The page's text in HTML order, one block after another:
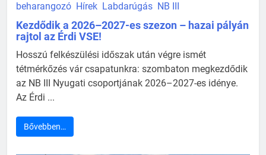
beharangozó Hírek Labdarúgás NB III
Kezdődik a 2026–2027-es szezon – hazai pályán
rajtol az Érdi VSE!
Hosszú felkészülési időszak után végre ismét
tétmérkőzés vár csapatunkra: szombaton megkezdődik
az NB III Nyugati csoportjának 2026–2027-es idénye.
Az Érdi ...
Bővebben…